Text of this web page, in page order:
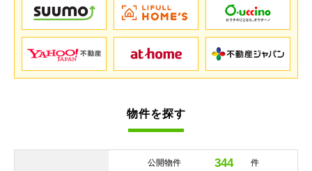
物件を探す
公開物件 344 件